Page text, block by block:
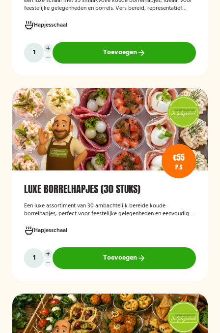
feestelijke gelegenheden en borrels. Vers bereid, representatief
Hapjesschaal
Toevoegen
€55
P.S
LUXE BORRELHAPJES (30 STUKS)
Een luxe assortiment van 30 ambachtelijk bereide koude
borrelhapjes, perfect voor feestelijke gelegenheden en eenvoudig
Hapjesschaal
Toevoegen